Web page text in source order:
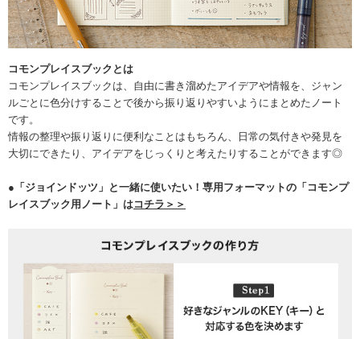
コモンプレイスブックとは
コモンプレイスブックは、自由に書き溜めたアイデアや情報を、ジャン
ルごとに色分けすることで後から振り返りやすいようにまとめたノート
です。
情報の整理や振り返りに便利なことはもちろん、日常の気付きや発見を
大切にできたり、アイデアをじっくりと考えたりすることができます◎
● 「ジョインドッツ」と一緒に使いたい！専用フォーマットの「コモンプ
レイスブック用ノート」はコチラ＞＞